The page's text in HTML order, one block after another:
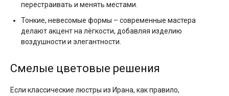
перестраивать и менять местами.
Тонкие, невесомые формы – современные мастера
делают акцент на лёгкости, добавляя изделию
воздушности и элегантности.
Смелые цветовые решения
Если классические люстры из Ирана, как правило,